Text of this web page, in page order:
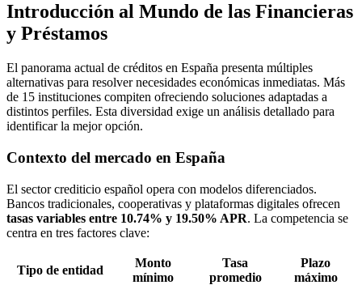
Introducción al Mundo de las Financieras
y Préstamos
El panorama actual de créditos en España presenta múltiples
alternativas para resolver necesidades económicas inmediatas. Más
de 15 instituciones compiten ofreciendo soluciones adaptadas a
distintos perfiles. Esta diversidad exige un análisis detallado para
identificar la mejor opción.
Contexto del mercado en España
El sector crediticio español opera con modelos diferenciados.
Bancos tradicionales, cooperativas y plataformas digitales ofrecen
tasas variables entre 10.74% y 19.50% APR. La competencia se
centra en tres factores clave:
Tipo de entidad
Monto
mínimo
Tasa
promedio
Plazo
máximo